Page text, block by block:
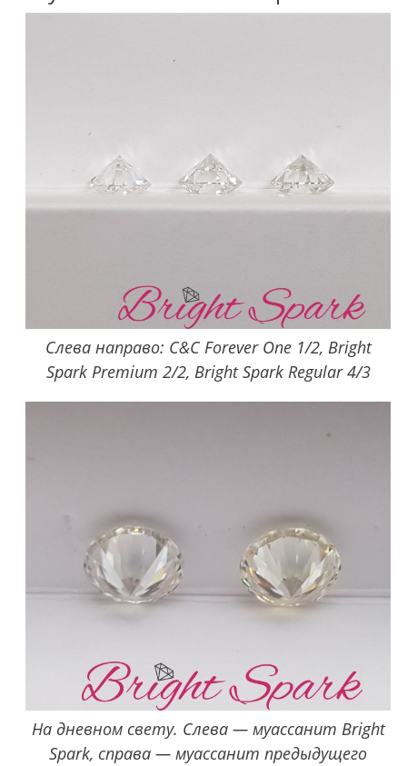
Слева направо: C&C Forever One 1/2, Bright
Spark Premium 2/2, Bright Spark Regular 4/3
На дневном свету. Слева — муассанит Bright
Spark, справа — муассанит предыдущего